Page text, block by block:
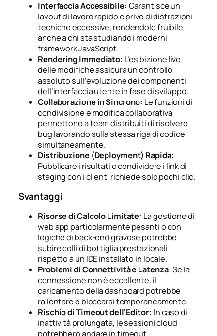
Interfaccia Accessibile: Garantisce un
layout di lavoro rapido e privo di distrazioni
tecniche eccessive, rendendolo fruibile
anche a chi sta studiando i moderni
framework JavaScript.
Rendering Immediato: L’esibizione live
delle modifiche assicura un controllo
assoluto sull’evoluzione dei componenti
dell’interfaccia utente in fase di sviluppo.
Collaborazione in Sincrono: Le funzioni di
condivisione e modifica collaborativa
permettono a team distribuiti di risolvere
bug lavorando sulla stessa riga di codice
simultaneamente.
Distribuzione (Deployment) Rapida:
Pubblicare i risultati o condividere i link di
staging con i clienti richiede solo pochi clic.
Svantaggi
Risorse di Calcolo Limitate: La gestione di
web app particolarmente pesanti o con
logiche di back-end gravose potrebbe
subire colli di bottiglia prestazionali
rispetto a un IDE installato in locale.
Problemi di Connettività e Latenza:Se la
connessione non è eccellente, il
caricamento della dashboard potrebbe
rallentare o bloccarsi temporaneamente.
Rischio di Timeout dell’Editor: In caso di
inattività prolungata, le sessioni cloud
potrebbero andare in timeout,